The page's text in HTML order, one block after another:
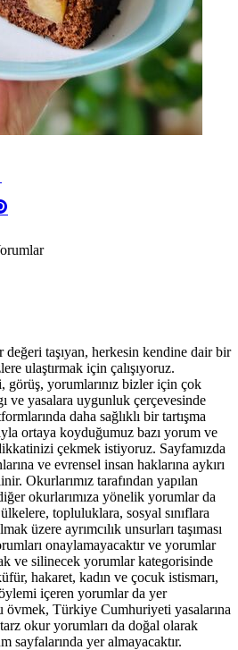
taşıyan, herkesin kendine dair bir
ulaştırmak için çalışıyoruz.
yorumlarınız bizler için çok
ve yasalara uygunluk çerçevesinde
daha sağlıklı bir tartışma
ortaya koyduğumuz bazı yorum ve
çekmek istiyoruz. Sayfamızda
ve evrensel insan haklarına aykırı
Okurlarımız tarafından yapılan
okurlarımıza yönelik yorumlar da
topluluklara, sosyal sınıflara
üzere ayrımcılık unsurları taşıması
onaylamayacaktır ve yorumlar
ve silinecek yorumlar kategorisinde
hakaret, kadın ve çocuk istismarı,
içeren yorumlar da yer
övmek, Türkiye Cumhuriyeti yasalarına
okur yorumları da doğal olarak
sayfalarında yer almayacaktır.